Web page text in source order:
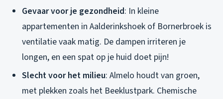
Gevaar voor je gezondheid: In kleine
appartementen in Aalderinkshoek of Bornerbroek is
ventilatie vaak matig. De dampen irriteren je
longen, en een spat op je huid doet pijn!
Slecht voor het milieu: Almelo houdt van groen,
met plekken zoals het Beeklustpark. Chemische